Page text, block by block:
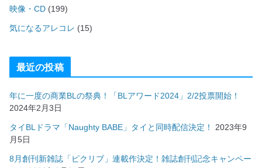
映像・CD (199)
気になるアレコレ (15)
最近の投稿
年に一度の商業BLの祭典！「BLアワード2024」2/2投票開始！
2024年2月3日
タイBLドラマ「Naughty BABE」タイと同時配信決定！
2023年9
月5日
8月創刊新雑誌「ピクリブ」連載作決定！雑誌創刊記念キャンペー